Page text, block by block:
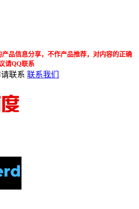
品信息分享，不作产品推荐，对内容的正确
请QQ联系
联系 联系我们